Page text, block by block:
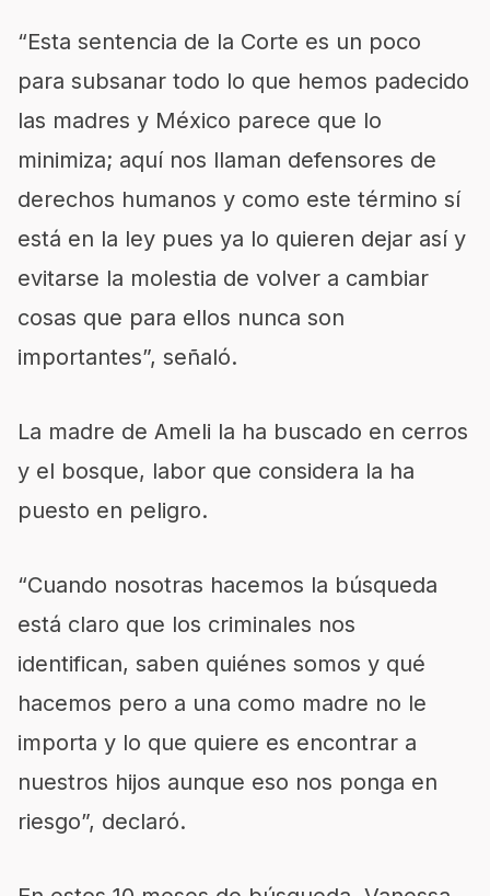
“Esta sentencia de la Corte es un poco
para subsanar todo lo que hemos padecido
las madres y México parece que lo
minimiza; aquí nos llaman defensores de
derechos humanos y como este término sí
está en la ley pues ya lo quieren dejar así y
evitarse la molestia de volver a cambiar
cosas que para ellos nunca son
importantes”, señaló.
La madre de Ameli la ha buscado en cerros
y el bosque, labor que considera la ha
puesto en peligro.
“Cuando nosotras hacemos la búsqueda
está claro que los criminales nos
identifican, saben quiénes somos y qué
hacemos pero a una como madre no le
importa y lo que quiere es encontrar a
nuestros hijos aunque eso nos ponga en
riesgo”, declaró.